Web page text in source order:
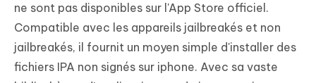
ne sont pas disponibles sur l'App Store officiel.
Compatible avec les appareils jailbreakés et non
jailbreakés, il fournit un moyen simple d'installer des
fichiers IPA non signés sur iphone. Avec sa vaste